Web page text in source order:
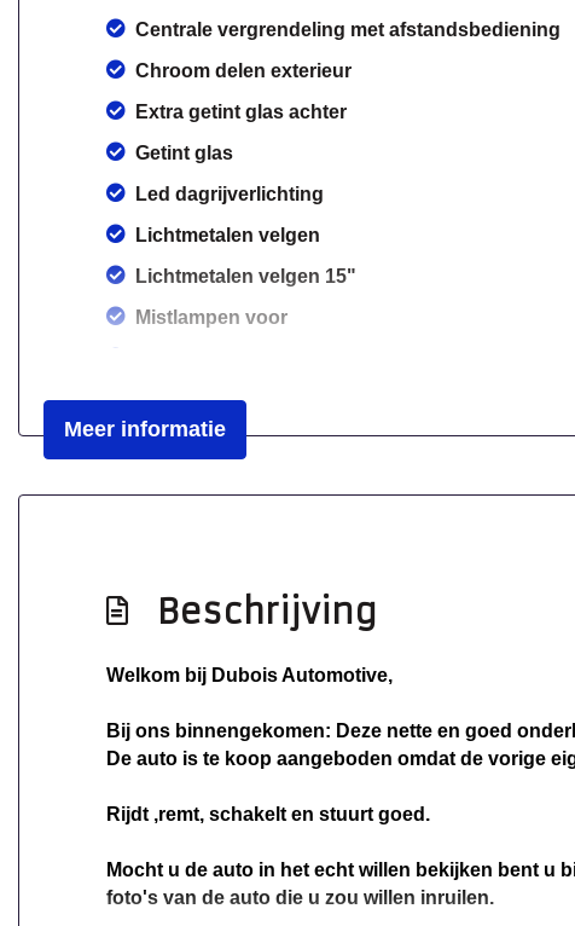
Centrale vergrendeling met afstandsbediening
Chroom delen exterieur
Extra getint glas achter
Getint glas
Led dagrijverlichting
Lichtmetalen velgen
Lichtmetalen velgen 15"
Mistlampen voor
Meer informatie
Beschrijving
Welkom bij Dubois Automotive,
Bij ons binnengekomen: Deze nette en goed
De auto is te koop aangeboden omdat de vorige
Rijdt ,remt, schakelt en stuurt goed.
Mocht u de auto in het echt willen bekijken bent u
foto's van de auto die u zou willen inruilen.